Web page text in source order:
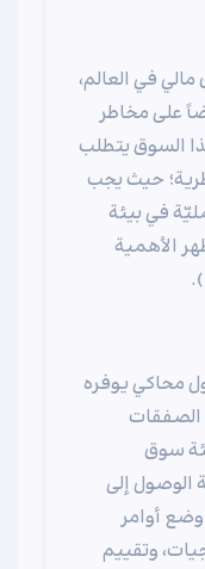
في العالم،
على مخاطر
السوق يتطلب
حيث يجب
في بيئة
الأهمية
محاكي يوفره
الصفقات
سوق
إلى
وضع أوامر
وتقييم